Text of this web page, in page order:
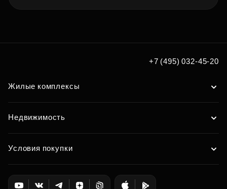
+7 (495) 032-45-20
Жилые комплексы
Недвижимость
Условия покупки